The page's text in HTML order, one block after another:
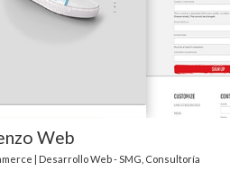
Web
| Desarrollo Web - SMG Consultoría